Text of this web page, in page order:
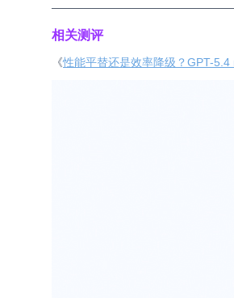
相关测评
《性能平替还是效率降级？GPT-